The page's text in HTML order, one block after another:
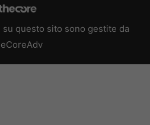
questo sito sono gestite da